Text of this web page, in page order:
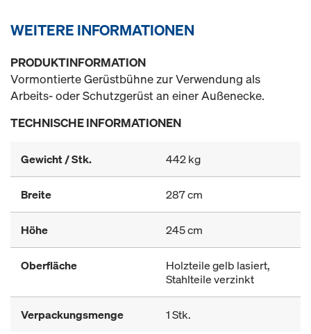
WEITERE INFORMATIONEN
PRODUKTINFORMATION
Vormontierte Gerüstbühne zur Verwendung als
Arbeits- oder Schutzgerüst an einer Außenecke.
TECHNISCHE INFORMATIONEN
Gewicht / Stk. 442 kg
Breite 287 cm
Höhe 245 cm
Oberfläche
Holzteile gelb lasiert,
Stahlteile verzinkt
Verpackungsmenge 1 Stk.